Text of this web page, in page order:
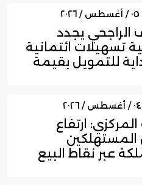
الراجحي يجدد
تسهيلات ائتمانية
للتمويل بقيمة
المركزي: ارتفاع
المستهلكين
عبر نقاط البيع